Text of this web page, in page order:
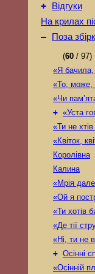
+
Відгуки
На крилах
– Поза
(60 / 97)
«Я
«То, може,
«Чи
+ «Уста
«Ти не
«Квіток,
Королівна
Калина
«Мрія
«Ой я
«Ти хотів
«Де тії
«Ні, ти не
+ Осінні
«Осінній